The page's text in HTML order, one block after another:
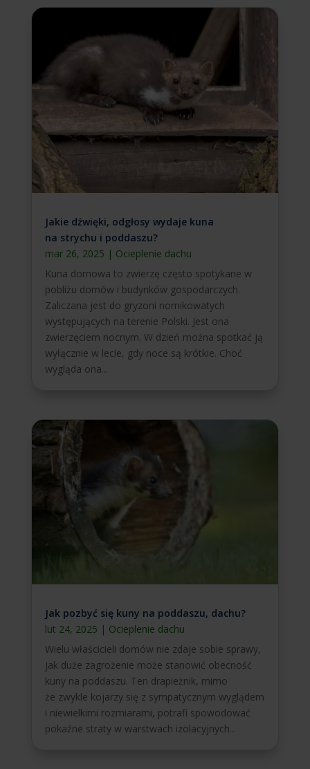
Jakie dźwięki, odgłosy wydaje kuna
na strychu i poddaszu?
mar 26, 2025 | Ocieplenie dachu
Kuna domowa to zwierzę często spotykane w
pobliżu domów i budynków gospodarczych.
Zaliczana jest do gryzoni nornikowatych
występujących na terenie Polski. Jest ona
zwierzęciem nocnym. W dzień można spotkać ją
wyłącznie w lecie, gdy noce są krótkie. Choć
wygląda ona...
Jak pozbyć się kuny na poddaszu, dachu?
lut 24, 2025 | Ocieplenie dachu
Wielu właścicieli domów nie zdaje sobie sprawy,
jak duże zagrożenie może stanowić obecność
kuny na poddaszu. Ten drapieżnik, mimo
że zwykle kojarzy się z sympatycznym wyglądem
i niewielkimi rozmiarami, potrafi spowodować
pokaźne straty w warstwach izolacyjnych...